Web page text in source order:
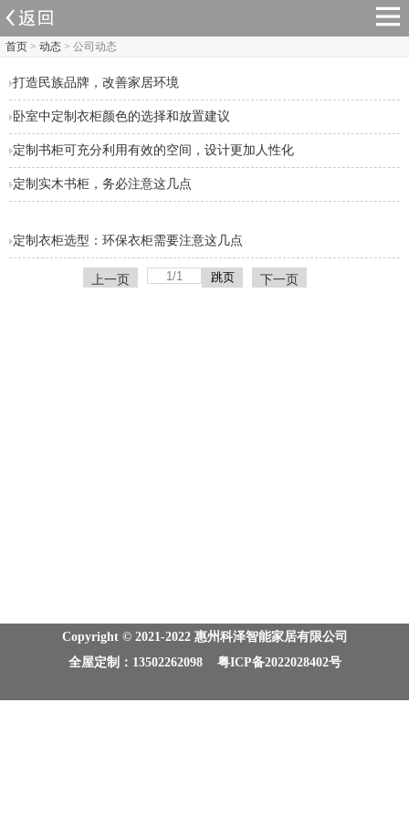
首页 > 动态 > 公司动态
打造民族品牌，改善家居环境
卧室中定制衣柜颜色的选择和放置建议
定制书柜可充分利用有效的空间，设计更加人性化
定制实木书柜，务必注意这几点
定制衣柜选型：环保衣柜需要注意这几点
上一页 下一页
Copyright © 2021-2022 惠州科泽智能家居有限公司
全屋定制：13502262098 粤ICP备2022028402号